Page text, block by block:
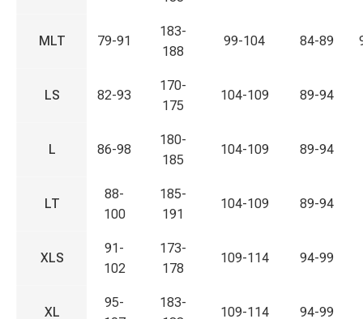
MLT 79-91
183-
188
99-104 84-89
LS 82-93
170-
175
104-109 89-94
L 86-98
180-
185
104-109 89-94
LT
88-
100
185-
191
104-109 89-94
XLS
91-
102
173-
178
109-114 94-99
XL
95-
183-
109-114 94-99